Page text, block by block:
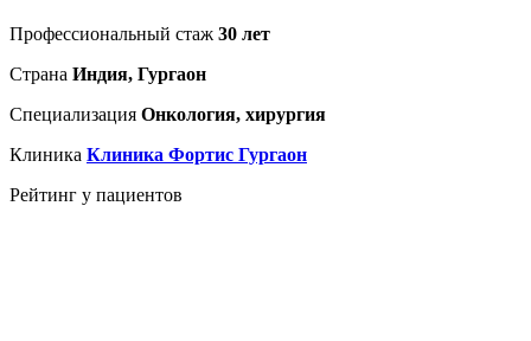
Профессиональный стаж 30 лет
Страна Индия, Гургаон
Специализация Онкология, хирургия
Клиника Клиника Фортис Гургаон
Рейтинг у пациентов